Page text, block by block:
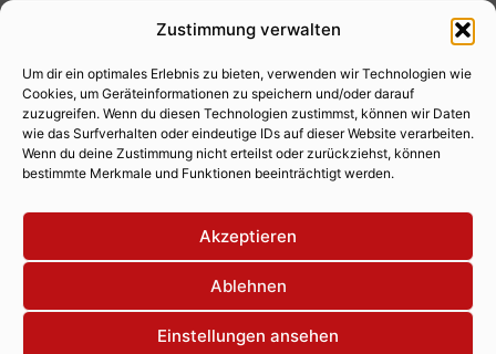
Zustimmung verwalten
Um dir ein optimales Erlebnis zu bieten, verwenden wir Technologien wie
Cookies, um Geräteinformationen zu speichern und/oder darauf
zuzugreifen. Wenn du diesen Technologien zustimmst, können wir Daten
wie das Surfverhalten oder eindeutige IDs auf dieser Website verarbeiten.
Wenn du deine Zustimmung nicht erteilst oder zurückziehst, können
bestimmte Merkmale und Funktionen beeinträchtigt werden.
Akzeptieren
Ablehnen
Einstellungen ansehen
Fotoservice
Videoservice
Werbung
Contenterstellung
Lokalnachrichten
Lokalfernsehen
Eventkalender